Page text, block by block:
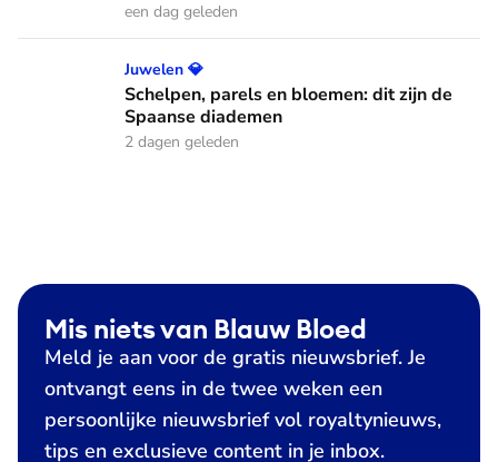
een dag geleden
Schelpen, parels en bloemen: dit zijn de Spaanse diademen
Juwelen 💎
Schelpen, parels en bloemen: dit zijn de
Spaanse diademen
2 dagen geleden
Mis niets van Blauw Bloed
Meld je aan voor de gratis nieuwsbrief. Je
ontvangt eens in de twee weken een
persoonlijke nieuwsbrief vol royaltynieuws,
tips en exclusieve content in je inbox.